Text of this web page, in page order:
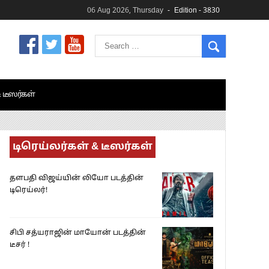
06 Aug 2026, Thursday Edition - 3830
டீஸர்கள்
டிரெய்லர்கள் & டீஸர்கள்
தளபதி விஜய்யின் லியோ படத்தின்
டிரெய்லர்!
சிபி சத்யராஜின் மாயோன் படத்தின்
டீசர் !